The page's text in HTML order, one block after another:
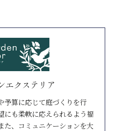
エクステリア
予算に応じて庭づくりを行
にも柔軟に応えられるよう福
た、コミュニケーションを大